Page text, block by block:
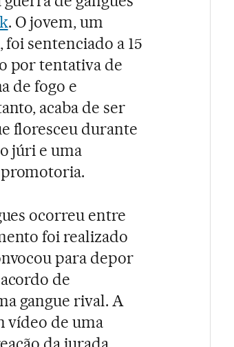
. O jovem, um
sentenciado a 15
por tentativa de
de fogo e
acaba de ser
floresceu durante
júri e uma
ocorreu entre
foi realizado
para depor
de
gangue rival. A
vídeo de uma